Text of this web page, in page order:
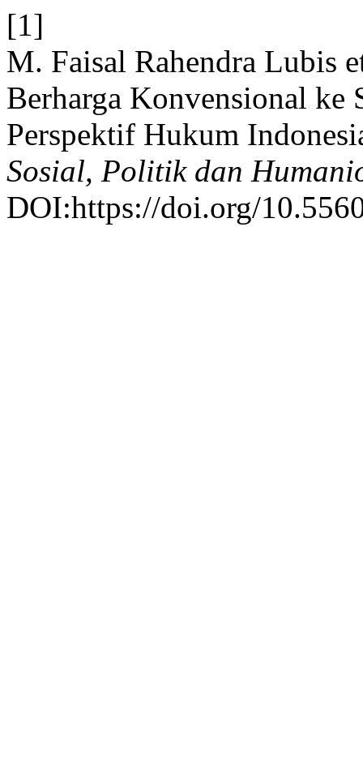
[1]
M. Faisal Rahendra Lubis
Berharga Konvensional ke
Perspektif Hukum
Sosial, Politik dan
DOI:https://doi.org/